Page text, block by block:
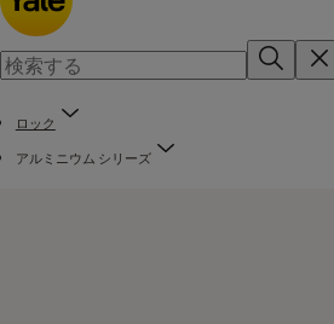
ロック
アルミニウム シリーズ